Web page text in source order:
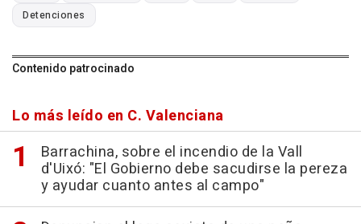
Detenciones
Contenido patrocinado
Lo más leído en C. Valenciana
Barrachina, sobre el incendio de la Vall
d'Uixó: "El Gobierno debe sacudirse la pereza
y ayudar cuanto antes al campo"